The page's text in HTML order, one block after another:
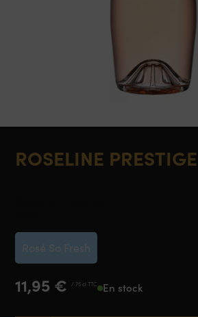
ROSELINE PRESTIGE
11,95 € / 75 cl TTC En stock
Rosé So Fresh